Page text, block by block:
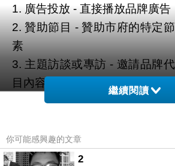
1. 廣告投放 - 直接播放品牌廣告
2.贊助節目 -贊助市府的特定
素
3. 主題訪談或專訪 - 邀請品牌
目內容
1.結合社群媒體
或活動資訊
繼續閱讀
你可能感興趣的文章
2